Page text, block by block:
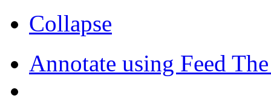
Collapse
Annotate using Feed